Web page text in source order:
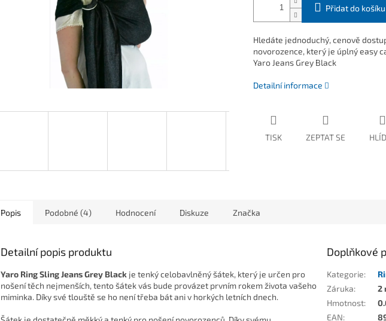
Přidat do košíku
Hledáte jednoduchý, cenově
novorozence, který je úplný easy
Yaro Jeans Grey Black
Detailní informace
TISK ZEPTAT SE
Popis Podobné (4) Hodnocení Diskuze Značka
Detailní popis produktu
Yaro Ring Sling Jeans Grey Black je tenký celobavlněný šátek, který je určen pro
nošení těch nejmenších, tento šátek vás bude provázet prvním rokem života vašeho
miminka. Díky své tlouště se ho není třeba bát ani v horkých letních dnech.
Doplňkové
Kategorie:
Záruka:
2
Hmotnost:
EAN: